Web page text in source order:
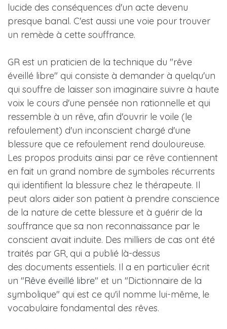
lucide des conséquences d'un acte devenu
presque banal. C'est aussi une voie pour trouver
un remède à cette souffrance.
GR est un praticien de la technique du "rêve
éveillé libre" qui consiste à demander à quelqu'un
qui souffre de laisser son imaginaire suivre à haute
voix le cours d'une pensée non rationnelle et qui
ressemble à un rêve, afin d'ouvrir le voile (le
refoulement) d'un inconscient chargé d'une
blessure que ce refoulement rend douloureuse.
Les propos produits ainsi par ce rêve contiennent
en fait un grand nombre de symboles récurrents
qui identifient la blessure chez le thérapeute. Il
peut alors aider son patient à prendre conscience
de la nature de cette blessure et à guérir de la
souffrance que sa non reconnaissance par le
conscient avait induite. Des milliers de cas ont été
traités par GR, qui a publié là-dessus
des documents essentiels. Il a en particulier écrit
un "Rêve éveillé libre" et un "Dictionnaire de la
symbolique" qui est ce qu'il nomme lui-même, le
vocabulaire fondamental des rêves.